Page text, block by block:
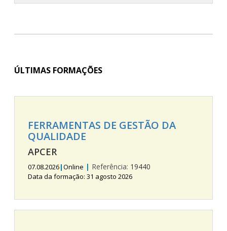
ÚLTIMAS FORMAÇÕES
FERRAMENTAS DE GESTÃO DA
QUALIDADE
APCER
07.08.2026|Online | Referência: 19440
Data da formação: 31 agosto 2026